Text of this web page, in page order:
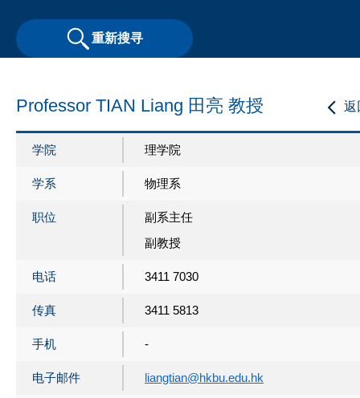
重新搜寻
返
Professor TIAN Liang 田亮 教授
学院 理学院
学系 物理系
职位
副系主任
副教授
电话 3411 7030
传真 3411 5813
手机 -
电子邮件 liangtian@hkbu.edu.hk